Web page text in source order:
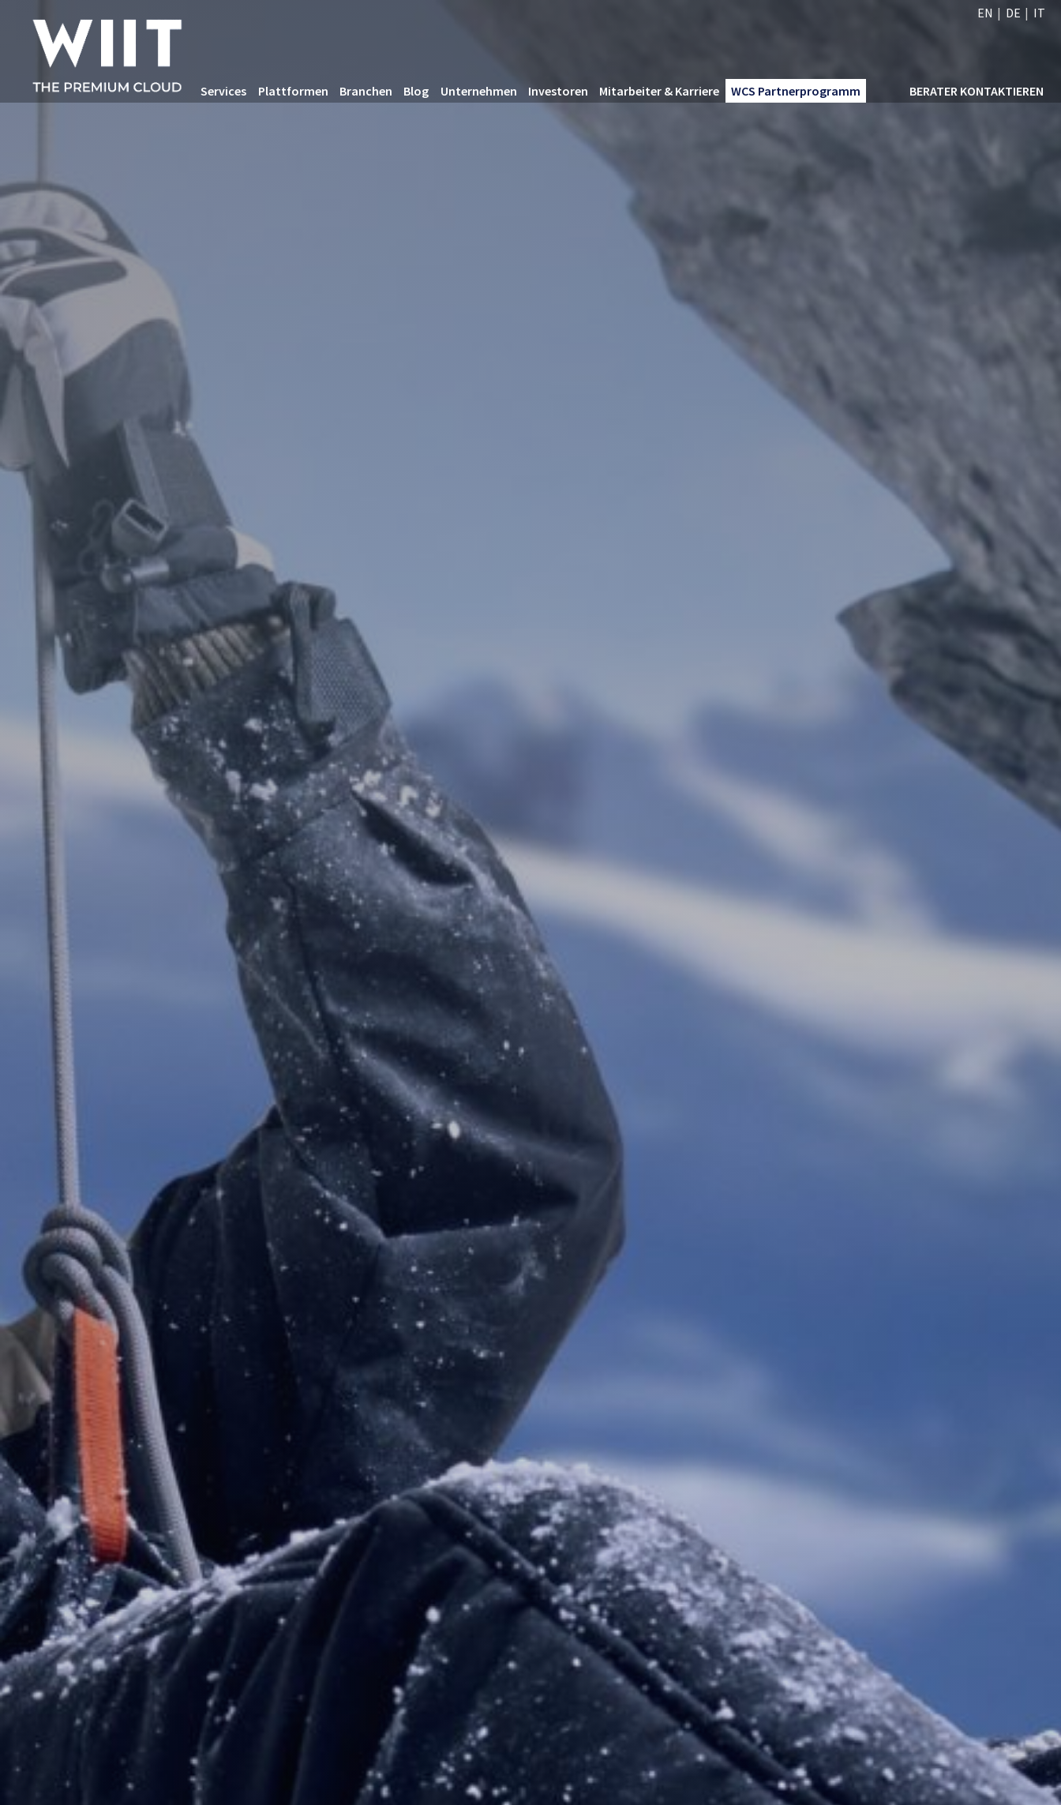
EN DE IT
Services Plattformen Branchen Blog Unternehmen Investoren Mitarbeiter & Karriere WCS Partnerprogramm BERATER KONTAKTIEREN